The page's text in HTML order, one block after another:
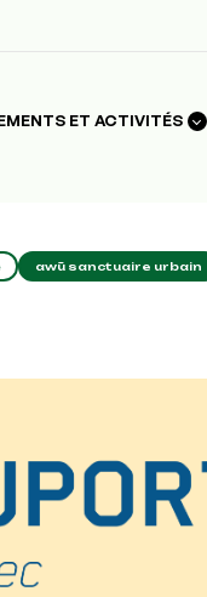
ET ACTIVITÉS
awū sanctuaire urbain